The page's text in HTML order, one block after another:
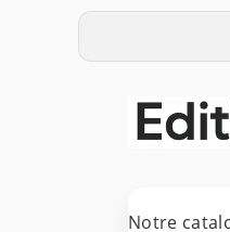
Notre